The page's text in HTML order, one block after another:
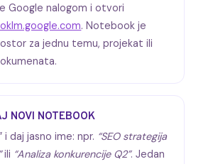
Google nalogom i otvori
. Notebook je
za jednu temu, projekat ili
NOVI NOTEBOOK
i daj jasno ime: npr. “SEO strategija
ili “Analiza konkurencije Q2”. Jedan